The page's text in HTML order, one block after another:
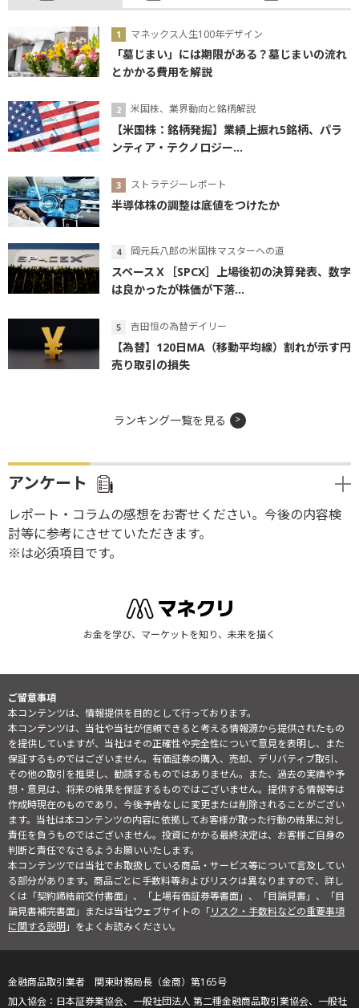
マネックス人生100年デザイン
「墓じまい」には期限がある？墓じまいの流れ
とかかる費用を解説
米国株、業界動向と銘柄解説
【米国株：銘柄発掘】業績上振れ5銘柄、パラ
ンティア・テクノロジー...
ストラテジーレポート
半導体株の調整は底値をつけたか
岡元兵八郎の米国株マスターへの道
スペースＸ［SPCX］上場後初の決算発表、数字
は良かったが株価が下落...
吉田恒の為替デイリー
【為替】120日MA（移動平均線）割れが示す円
売り取引の損失
ランキング一覧を見る
アンケート
レポート・コラムの感想をお寄せください。今後の内容検
討等に参考にさせていただきます。
※は必須項目です。
お金を学び、マーケットを知り、未来を描く
ご留意事項
本コンテンツは、情報提供を目的として行っております。
本コンテンツは、当社や当社が信頼できると考える情報源から提供されたもの
を提供していますが、当社はその正確性や完全性について意見を表明し、また
保証するものではございません。有価証券の購入、売却、デリバティブ取引、
その他の取引を推奨し、勧誘するものではありません。また、過去の実績や予
想・意見は、将来の結果を保証するものではございません。提供する情報等は
作成時現在のものであり、今後予告なしに変更または削除されることがござい
ます。当社は本コンテンツの内容に依拠してお客様が取った行動の結果に対し
責任を負うものではございません。投資にかかる最終決定は、お客様ご自身の
判断と責任でなさるようお願いいたします。
本コンテンツでは当社でお取扱している商品・サービス等について言及してい
る部分があります。商品ごとに手数料等およびリスクは異なりますので、詳し
くは「契約締結前交付書面」、「上場有価証券等書面」、「目論見書」、「目
論見書補完書面」または当社ウェブサイトの「リスク・手数料などの重要事項
に関する説明」をよくお読みください。
金融商品取引業者 関東財務局長（金商）第165号
日本証券業協会、一般社団法人 第二種金融商品取引業協会、一般社